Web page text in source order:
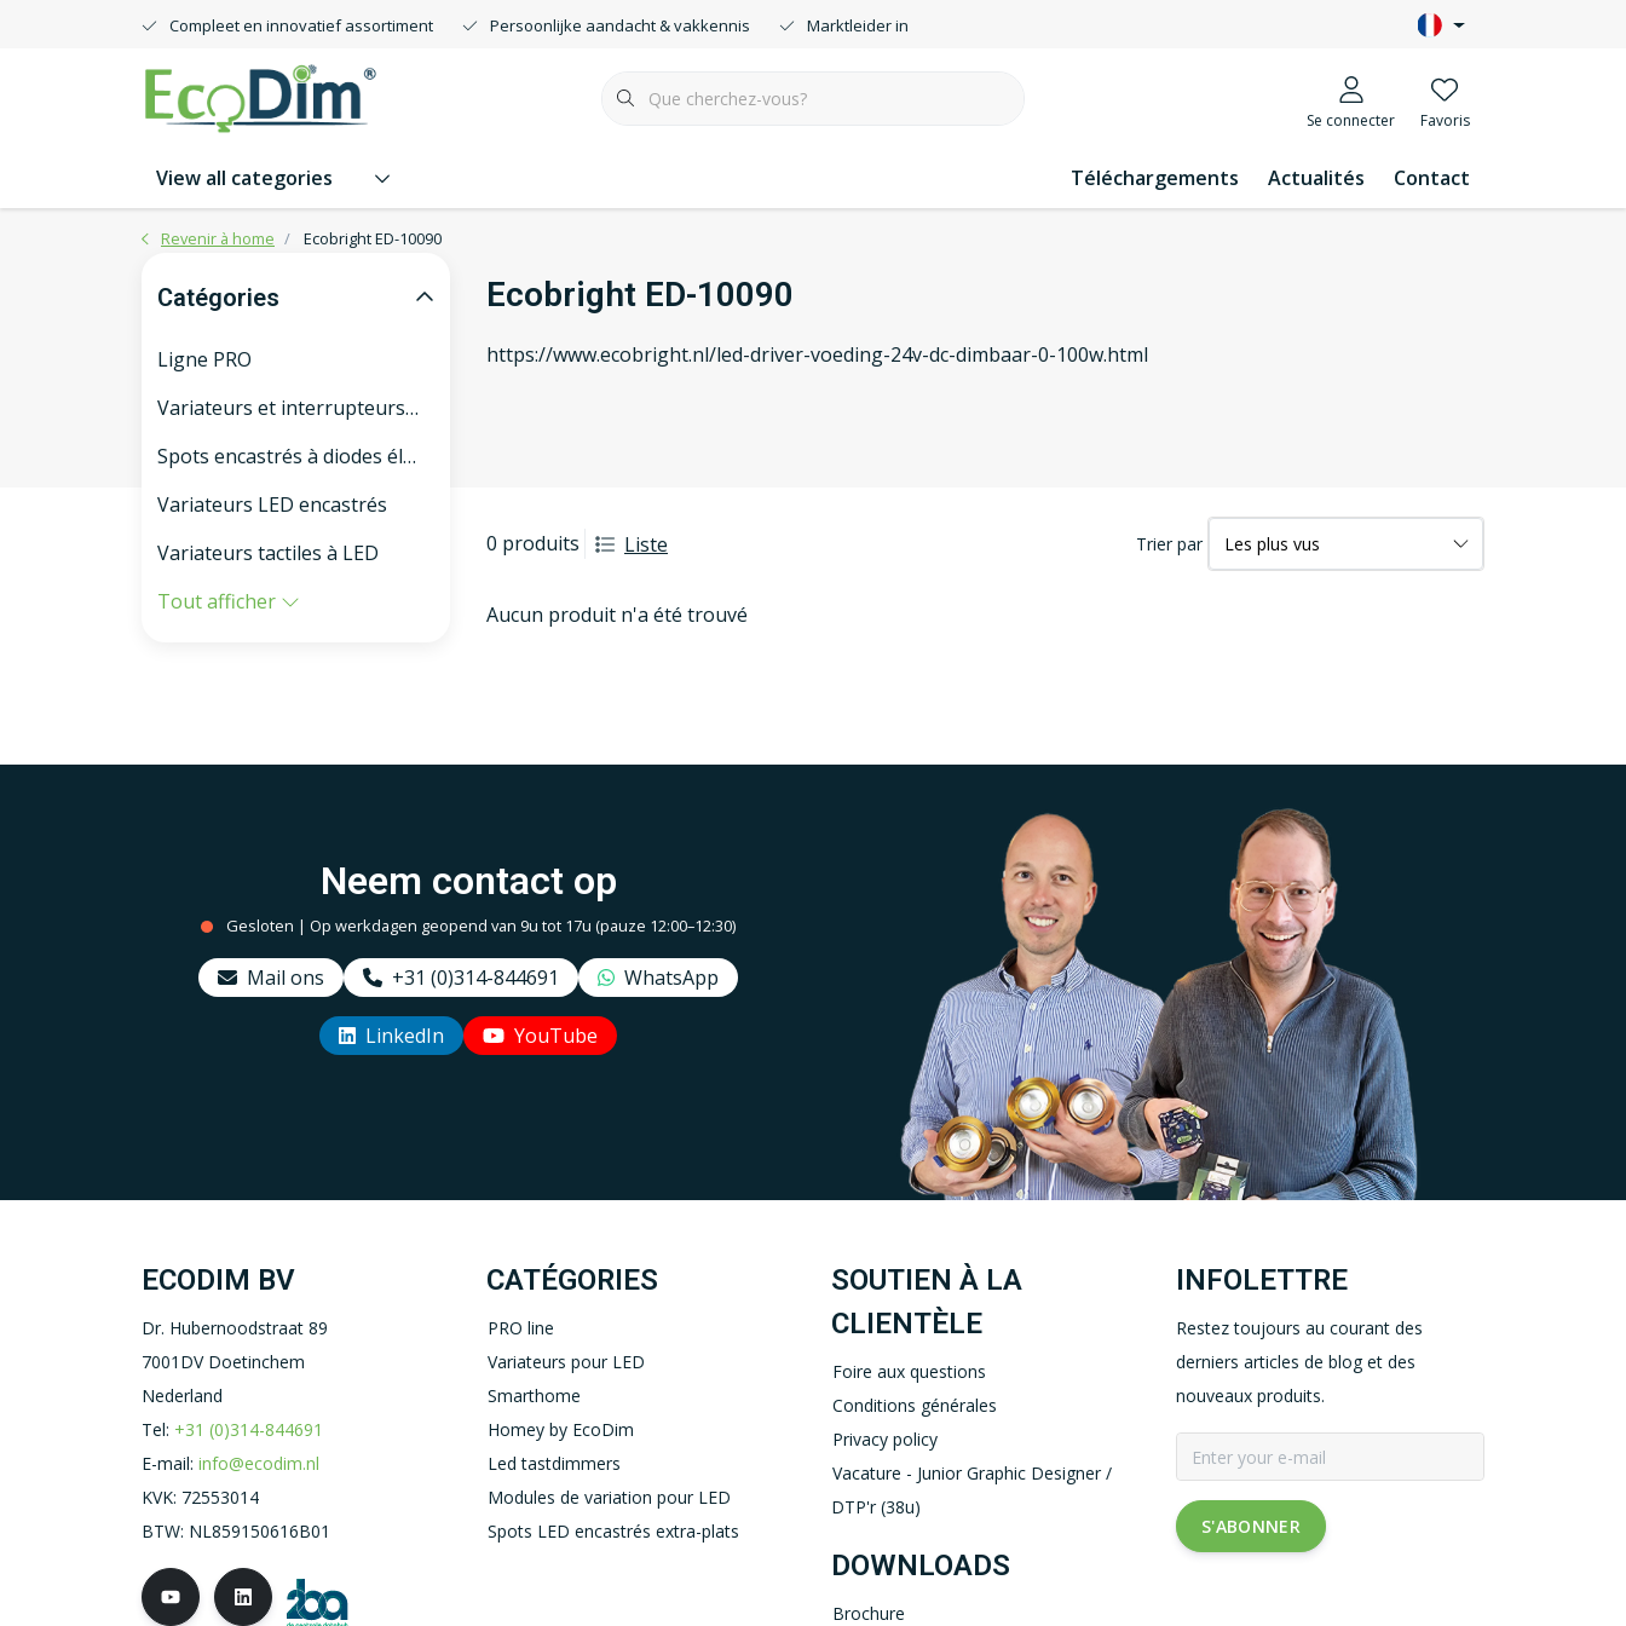
Compleet en innovatief assortiment Persoonlijke aandacht & vakkennis Marktleider in smartdimmers
Se connecter Favoris
View all categories Téléchargements Actualités Contact
Revenir à home Ecobright ED-10090
Ecobright ED-10090
https://www.ecobright.nl/led-driver-voeding-24v-dc-dimbaar-0-100w.html
0 produits Liste Trier par
Aucun produit n'a été trouvé
Catégories
Ligne PRO
Variateurs et interrupteurs LED intelligents
Spots encastrés à diodes électroluminescentes
Variateurs LED encastrés
Variateurs tactiles à LED
Tout afficher
Neem contact op
Gesloten | Op werkdagen geopend van 9u tot 17u (pauze 12:00–12:30)
Mail ons +31 (0)314-844691 WhatsApp
LinkedIn YouTube
Uw EcoDim team
ECODIM BV
Dr. Hubernoodstraat 89
7001DV Doetinchem
Nederland
Tel: +31 (0)314-844691
E-mail: info@ecodim.nl
KVK: 72553014
BTW: NL859150616B01
CATÉGORIES
PRO line
Variateurs pour LED
Smarthome
Homey by EcoDim
Led tastdimmers
Modules de variation pour LED
Spots LED encastrés extra-plats
SOUTIEN À LA
CLIENTÈLE
Foire aux questions
Conditions générales
Privacy policy
Vacature - Junior Graphic Designer /
DTP'r (38u)
DOWNLOADS
Brochure
INFOLETTRE
Restez toujours au courant des
derniers articles de blog et des
nouveaux produits.
S'ABONNER